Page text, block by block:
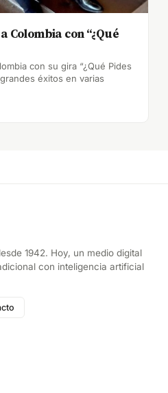
Colombia con “¿Qué
con su gira “¿Qué Pides
éxitos en varias
1942. Hoy, un medio digital
con inteligencia artificial